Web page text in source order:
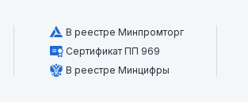
В реестре Минпромторг
Сертификат ПП 969
В реестре Минцифры